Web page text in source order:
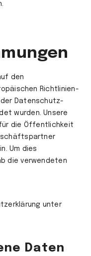
den
Richtlinien-
der Datenschutz-
wurden. Unsere
die Öffentlichkeit
Um dies
die verwendeten
unter
Daten